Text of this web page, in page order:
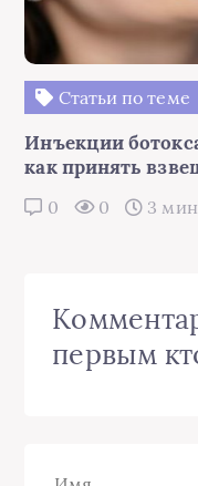
Статьи по теме
Инъекции
как принять
0 0 3
первым